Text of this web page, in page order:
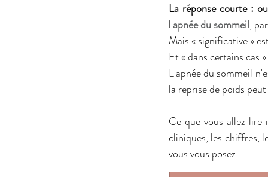
La réponse courte :
l'apnée du sommeil,
Mais « significative »
Et « dans certains cas
L'apnée du sommeil
la reprise de poids
Ce que vous allez lire
cliniques, les chiffres,
vous vous posez.